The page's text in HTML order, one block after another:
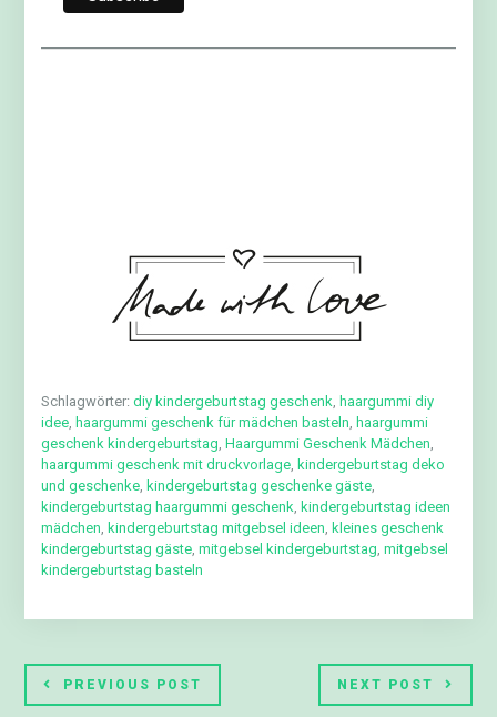
Schlagwörter:diy kindergeburtstag geschenk ,haargummi diy
idee ,haargummi geschenk für mädchen basteln ,haargummi
geschenk kindergeburtstag ,Haargummi Geschenk Mädchen
haargummi geschenk mit druckvorlage ,kindergeburtstag deko
und geschenke ,kindergeburtstag geschenke gäste
kindergeburtstag haargummi geschenk ,kindergeburtstag ideen
mädchen ,kindergeburtstag mitgebsel ideen ,kleines geschenk
kindergeburtstag gäste ,mitgebsel kindergeburtstag ,mitgebsel
kindergeburtstag basteln
PREVIOUS POST NEXT POST